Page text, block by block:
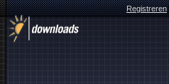
Registreren